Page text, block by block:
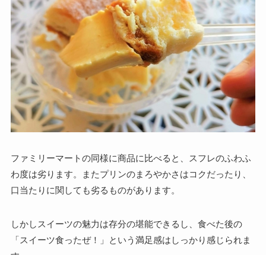
ファミリーマートの同様に商品に比べると、スフレのふわふ
わ度は劣ります。またプリンのまろやかさはコクだったり、
口当たりに関しても劣るものがあります。
しかしスイーツの魅力は存分の堪能できるし、食べた後の
「スイーツ食ったぜ！」という満足感はしっかり感じられま